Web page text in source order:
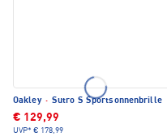
Oakley · Sutro S Sportsonnenbrille
€ 129,99
UVP* € 178,99